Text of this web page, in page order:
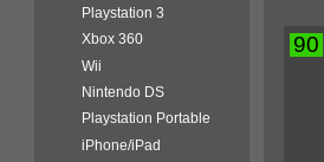
90
Playstation 3
Xbox 360
Wii
Nintendo DS
Playstation Portable
iPhone/iPad